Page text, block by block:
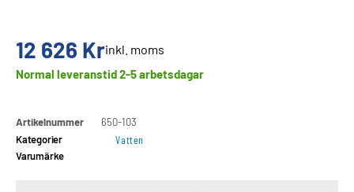
12 626 Krinkl. moms
Normal leveranstid 2-5 arbetsdagar
Artikelnummer
650-103
Kategorier
Vatten
Varumärke